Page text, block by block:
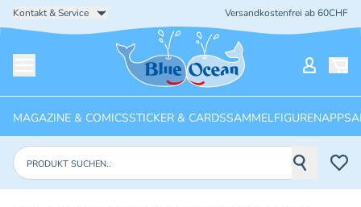
Kontakt & Service Versandkostenfrei ab 60CHF
Startseite
MAGAZINE & COMICSSTICKER & CARDSSAMMELFIGURENAPPS
Produkte suchen